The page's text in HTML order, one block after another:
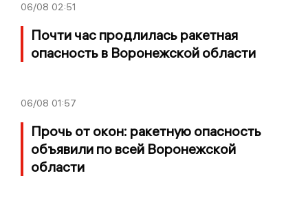
06/08 02:51
Почти час продлилась ракетная
опасность в Воронежской области
06/08 01:57
Прочь от окон: ракетную опасность
объявили по всей Воронежской
области